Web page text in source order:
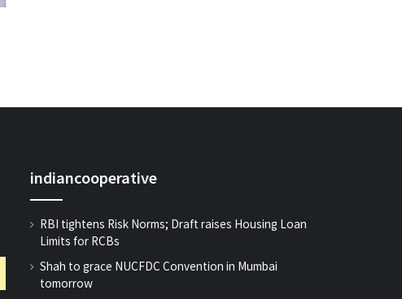
indiancooperative
RBI tightens Risk Norms; Draft raises Housing Loan
Limits for RCBs
Shah to grace NUCFDC Convention in Mumbai
tomorrow